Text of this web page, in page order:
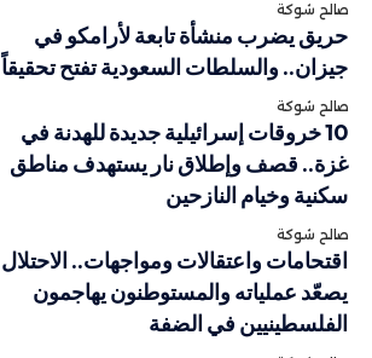
صالح شوكة
حريق يضرب منشأة تابعة لأرامكو في
جيزان.. والسلطات السعودية تفتح تحقيقاً
صالح شوكة
10 خروقات إسرائيلية جديدة للهدنة في
غزة.. قصف وإطلاق نار يستهدف مناطق
سكنية وخيام النازحين
صالح شوكة
اقتحامات واعتقالات ومواجهات.. الاحتلال
يصعّد عملياته والمستوطنون يهاجمون
الفلسطينيين في الضفة